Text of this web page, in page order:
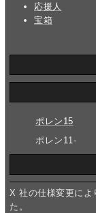
応援人
宝箱
ポレン15
ポレン11-
X 社の仕様変更に
た。